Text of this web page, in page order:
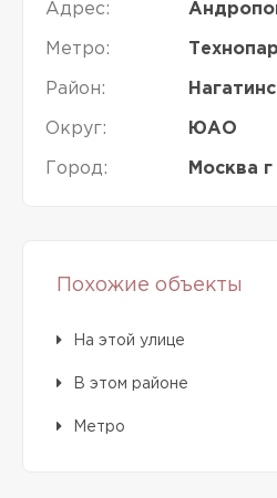
Адрес:
Метро:
Район:
Округ: ЮАО
Город: Москва г
Похожие объекты
На этой улице
В этом районе
Метро